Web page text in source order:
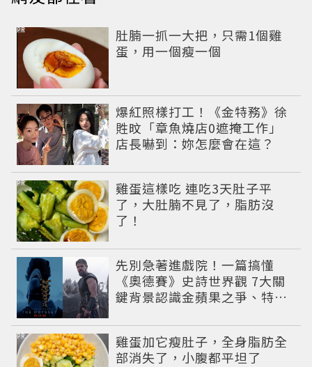
肚腩一抓一大把，只需1個雞
蛋，用一個瘦一個
PR
爆紅照樣打工！《金特務》徐
貹旼「章魚燒店0遮掩工作」
店長嚇到：妳怎麼會在這？
雞蛋這樣吃 連吃3天肚子平
了，大肚腩不見了，脂肪沒
了！
PR
先別急著進戲院！一篇搞懂
《奧德賽》史詩世界觀 7大關
鍵背景認識金蘋果之爭、特洛
雞蛋加它瘦肚子，全身脂肪全
部消失了，小腹都平坦了
PR